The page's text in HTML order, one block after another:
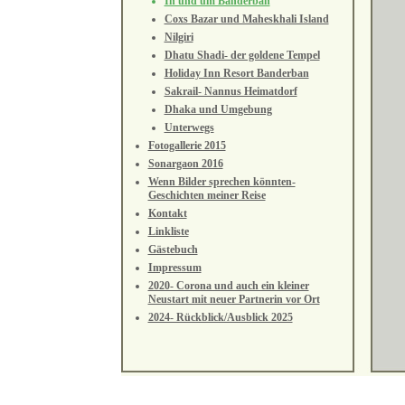
Coxs Bazar und Maheskhali Island
Nilgiri
Dhatu Shadi- der goldene Tempel
Holiday Inn Resort Banderban
Sakrail- Nannus Heimatdorf
Dhaka und Umgebung
Unterwegs
Fotogallerie 2015
Sonargaon 2016
Wenn Bilder sprechen könnten-
Geschichten meiner Reise
Kontakt
Linkliste
Gästebuch
Impressum
2020- Corona und auch ein kleiner
Neustart mit neuer Partnerin vor Ort
2024- Rückblick/Ausblick 2025